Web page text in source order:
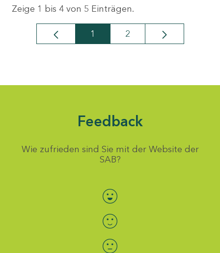
Zeige 1 bis 4 von 5 Einträgen.
Seite
1 Seite
2
Feedback
Wie zufrieden sind Sie mit der Website der
SAB?
Bewertung auswählen